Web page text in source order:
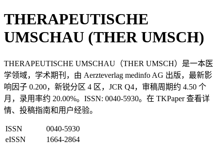
THERAPEUTISCHE
UMSCHAU (THER UMSCH)
THERAPEUTISCHE UMSCHAU（THER UMSCH）是一本医
学领域，学术期刊，由 Aerzteverlag medinfo AG 出版，最新影
响因子 0.200，新锐分区 4 区，JCR Q4，审稿周期约 4.50 个
月，录用率约 20.00%。ISSN: 0040-5930。在 TKPaper 查看详
情、投稿指南和用户经验。
ISSN
0040-5930
eISSN
1664-2864